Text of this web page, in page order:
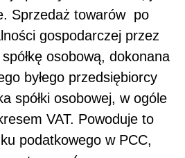
Sprzedaż towarów po
gospodarczej przez
osobową, dokonana
byłego przedsiębiorcy
spółki osobowej, w ogóle
VAT. Powoduje to
podatkowego w PCC,